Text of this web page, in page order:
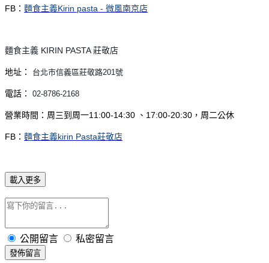
FB： 麵食主義Kirin pasta - 微風南京店
麵食主義 KIRIN PASTA 莊敬店
地址： 台北市信義區莊敬路201號
電話： 02-8786-2168
營業時間：周三到周一11:00-14:30 、17:00-20:30，周二公休
FB： 麵食主義kirin Pasta莊敬店
載入更多
公開留言 私密留言
發佈留言